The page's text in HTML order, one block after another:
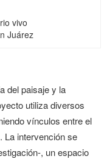
vivo
Juárez
del paisaje y la
utiliza diversos
vínculos entre el
La intervención se
, un espacio